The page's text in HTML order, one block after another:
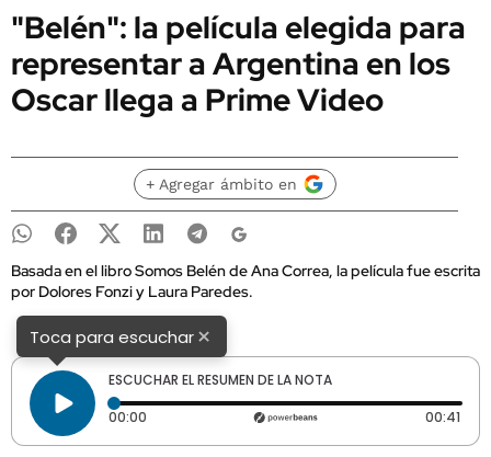
"Belén": la película elegida para
representar a Argentina en los
Oscar llega a Prime Video
+ Agregar ámbito en
Basada en el libro Somos Belén de Ana Correa, la película fue escrita
por Dolores Fonzi y Laura Paredes.
Toca para escuchar×
ESCUCHAR EL RESUMEN DE LA NOTA
00:00 Tiempo transcurrido: 0 segundos 00:41